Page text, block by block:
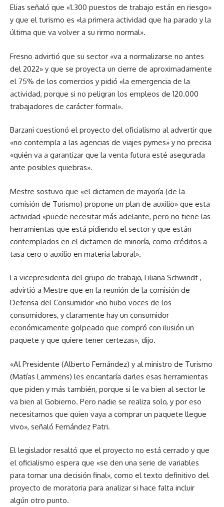
Elias señaló que «1.300 puestos de trabajo están en riesgo»
y que el turismo es «la primera actividad que ha parado y la
última que va volver a su rirmo normal».
Fresno advirtió que su sector «va a normalizarse no antes
del 2022» y que se proyecta un cierre de aproximadamente
el 75% de los comercios y pidió «la emergencia de la
actividad, porque si no peligran los empleos de 120.000
trabajadores de carácter formal».
Barzani cuestionó el proyecto del oficialismo al advertir que
«no contempla a las agencias de viajes pymes» y no precisa
«quién va a garantizar que la venta futura esté asegurada
ante posibles quiebras».
Mestre sostuvo que «el dictamen de mayoría (de la
comisión de Turismo) propone un plan de auxilio» que esta
actividad «puede necesitar más adelante, pero no tiene las
herramientas que está pidiendo el sector y que están
contemplados en el dictamen de minoría, como créditos a
tasa cero o auxilio en materia laboral».
La vicepresidenta del grupo de trabajo, Liliana Schwindt ,
advirtió a Mestre que en la reunión de la comisión de
Defensa del Consumidor «no hubo voces de los
consumidores, y claramente hay un consumidor
económicamente golpeado que compró con ilusión un
paquete y que quiere tener certezas», dijo.
«Al Presidente (Alberto Fernández) y al ministro de Turismo
(Matías Lammens) les encantaría darles esas herramientas
que piden y más también, porque si le va bien al sector le
va bien al Gobierno. Pero nadie se realiza solo, y por eso
necesitamos que quien vaya a comprar un paquete llegue
vivo», señaló Fernández Patri.
El legislador resaltó que el proyecto no está cerrado y que
el oficialismo espera que «se den una serie de variables
para tomar una decisión final», como el texto definitivo del
proyecto de moratoria para analizar si hace falta incluir
algún otro punto.